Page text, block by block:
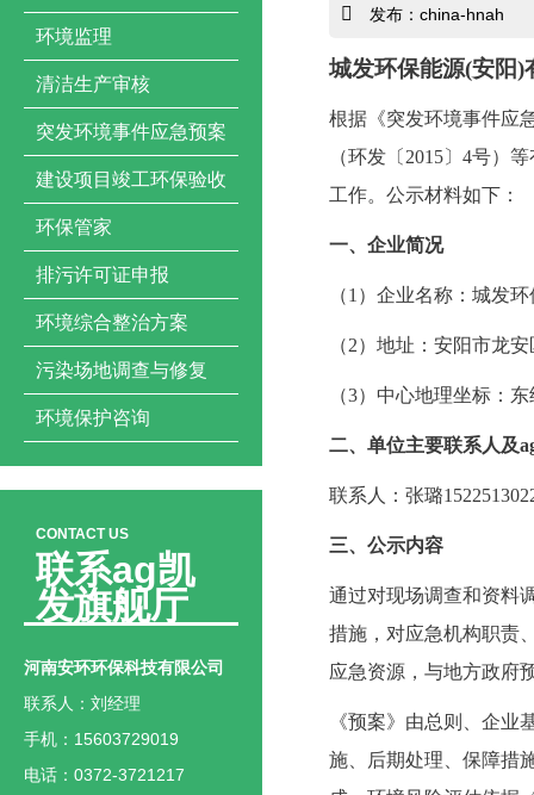
环境监理
清洁生产审核
突发环境事件应急预案
建设项目竣工环保验收
环保管家
排污许可证申报
环境综合整治方案
污染场地调查与修复
环境保护咨询
CONTACT US
联系ag凯
发旗舰厅
河南安环环保科技有限公司
联系人：刘经理
手机：15603729019
电话：0372-3721217
发布：china-hnah
城发环保能源(安阳)
根据《突发环境事件应
（环发〔2015〕4号）
工作。公示材料如下：
一、企业简况
（1）企业名称：城发
（2）地址：安阳市龙
（3）中心地理坐标：东
二、单位主要联系人及
联系人：张璐
三、公示内容
通过对现场调查和资料
措施，对应急机构职责
应急资源，与地方政府
《预案》由总则、企
施、后期处理、保障措